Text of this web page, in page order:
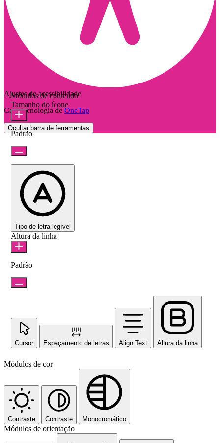
Ajustes de acessibilidade
Com tecnologia de OneTap
Ocultar barra de ferramentas
Módulos de conteúdo
Tamanho do ícone
Padrão
Tipo de letra legível
Altura da linha
Padrão
Cursor Espaçamento de letras Align Text Altura da linha
Módulos de cor
Contraste Contraste Monocromático
Módulos de orientação